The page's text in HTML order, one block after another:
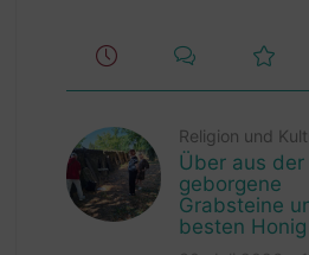
Religion und
Über aus der
geborgene
Grabsteine
besten Honig